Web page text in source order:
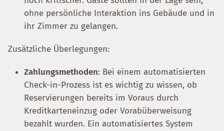
ohne persönliche Interaktion ins Gebäude und in
ihr Zimmer zu gelangen.
Zusätzliche Überlegungen:
Zahlungsmethoden: Bei einem automatisierten
Check-in-Prozess ist es wichtig zu wissen, ob
Reservierungen bereits im Voraus durch
Kreditkarteneinzug oder Vorabüberweisung
bezahlt wurden. Ein automatisiertes System